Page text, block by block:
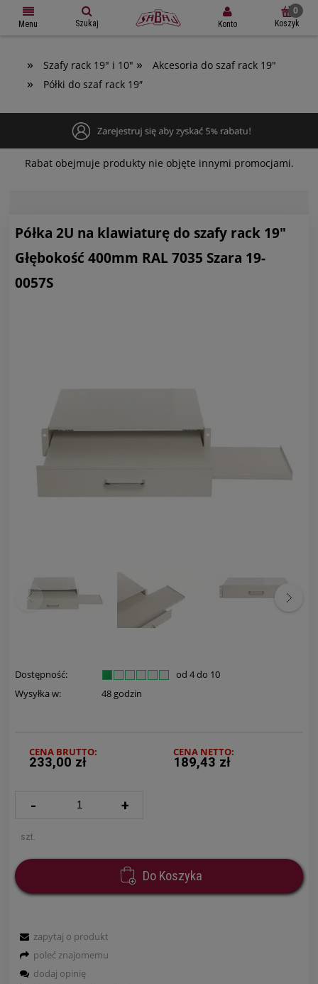
Menu Szukaj Konto Koszyk
» Szafy rack 19" i 10" » Akcesoria do szaf rack 19"
» Półki do szaf rack 19″
Rabat obejmuje produkty nie objęte innymi promocjami.
Półka 2U na klawiaturę do szafy rack 19"
Głębokość 400mm RAL 7035 Szara 19-
0057S
Dostępność:
od 4 do 10
Wysyłka w:
48 godzin
CENA BRUTTO:
233,00 zł
CENA NETTO:
189,43 zł
- +
szt.
Do Koszyka
zapytaj o produkt
poleć znajomemu
dodaj opinię